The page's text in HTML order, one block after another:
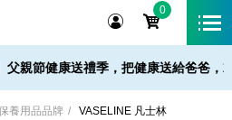
0
親節健康送禮季，把健康送給爸爸，
養用品品牌 VASELINE 凡士林